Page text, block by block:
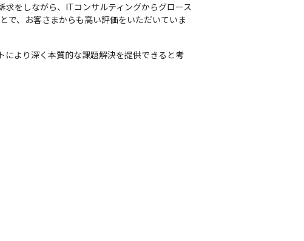
求をしながら、ITコンサルティングからグロース
で、お客さまからも高い評価をいただいていま
より深く本質的な課題解決を提供できると考